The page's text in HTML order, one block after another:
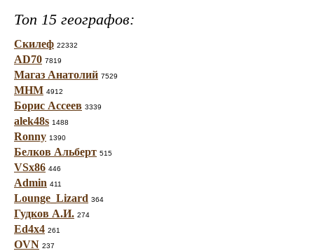
Топ 15 географов:
Скилеф 22332
AD70 7819
Магаз Анатолий 7529
МНМ 4912
Борис Ассеев 3339
alek48s 1488
Ronny 1390
Белков Альберт 515
VSx86 446
Admin 411
Lounge_Lizard 364
Гудков А.И. 274
Ed4x4 261
OVN 237